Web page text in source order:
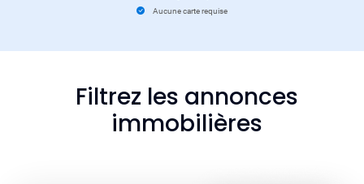
Aucune carte requise
Filtrez les annonces
immobilières